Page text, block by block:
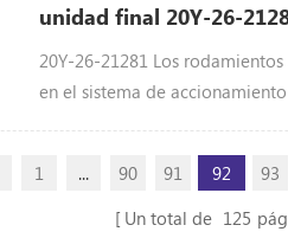
unidad final 20Y-26-
20Y2621281
20Y-26-21281 Los
en el sistema de
PC2 00-8 De PC22 8-8 De PC2
ordenador personal 210-10 De
personal 200-7 De ordenador
1 ... 90 91 92 93
Un total de 125